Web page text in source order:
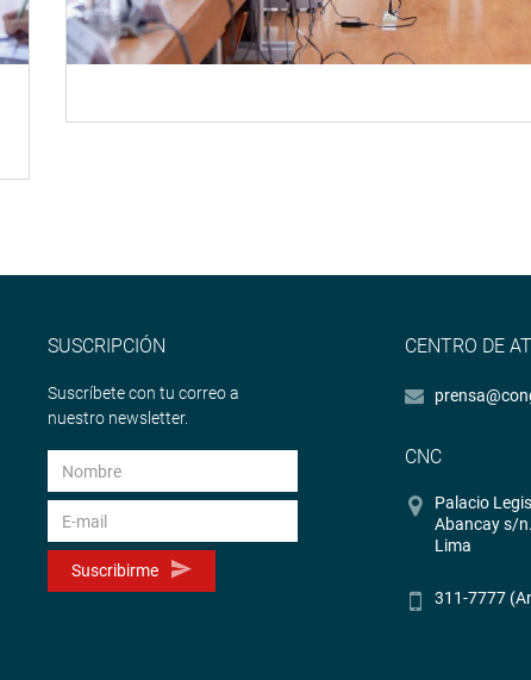
SUSCRIPCIÓN
Suscríbete con tu correo a
nuestro newsletter.
Suscribirme
CENTRO DE
CNC
Palacio
Abancay s/
Lima
311-7777